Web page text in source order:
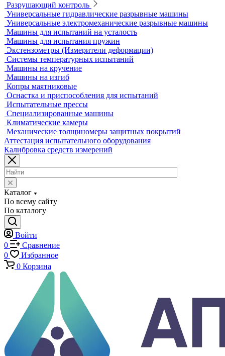
Разрушающий контроль
Универсальные гидравлические разрывные машины
Универсальные электромеханические разрывные машины
Машины для испытаний на усталость
Машины для испытания пружин
Экстензометры (Измерители деформации)
Системы температурных испытаний
Машины на кручение
Машины на изгиб
Копры маятниковые
Оснастка и приспособления для испытаний
Испытательные прессы
Специализированные машины
Климатические камеры
Механические толщиномеры защитных покрытий
Аттестация испытательного оборудования
Калибровка средств измерений
Каталог
По всему сайту
По каталогу
Войти
0
Сравнение
0
Избранное
0 Корзина